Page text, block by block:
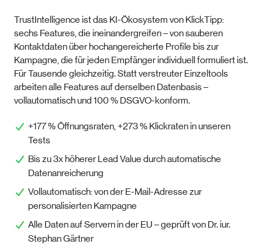
TrustIntelligence ist das KI-Ökosystem von KlickTipp:
sechs Features, die ineinandergreifen – von sauberen
Kontaktdaten über hochangereicherte Profile bis zur
Kampagne, die für jeden Empfänger individuell formuliert ist.
Für Tausende gleichzeitig. Statt verstreuter Einzeltools
arbeiten alle Features auf derselben Datenbasis –
vollautomatisch und 100 % DSGVO-konform.
+177 % Öffnungsraten, +273 % Klickraten in unseren
Tests
Bis zu 3x höherer Lead Value durch automatische
Datenanreicherung
Vollautomatisch: von der E-Mail-Adresse zur
personalisierten Kampagne
Alle Daten auf Servern in der EU – geprüft von Dr. iur.
Stephan Gärtner